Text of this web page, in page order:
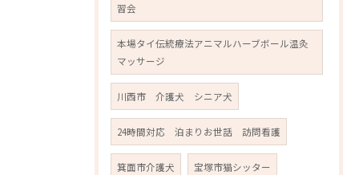
習会
本場タイ伝統療法アニマルハーブボール温灸
マッサージ
川西市 介護犬 シニア犬
24時間対応 泊まりお世話 訪問看護
箕面市介護犬 宝塚市猫シッター